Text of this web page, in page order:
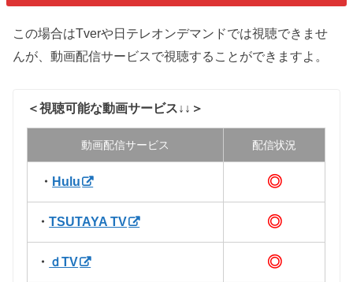
この場合はTverや日テレオンデマンドでは視聴できませ
んが、動画配信サービスで視聴することができますよ。
＜視聴可能な動画サービス↓↓＞
動画配信サービス 配信状況
・ Hulu ◎
・TSUTAYA TV ◎
・ ｄTV ◎